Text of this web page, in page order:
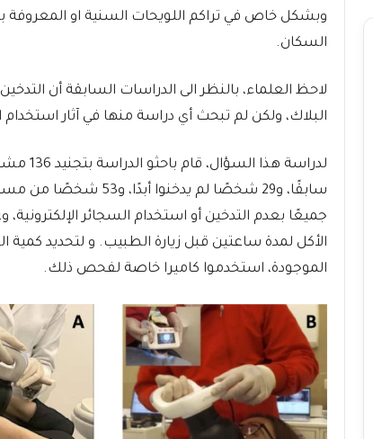
وبشكل خاص في تراكم اللويحات السنية او المعروفة
السكان.
لاحظ العلماء، بالنظر الى الدراسات السابقة أن
البلاك، ولكن لم تبحث أي دراسة منها في آثار استخدام
سابقًا، و29 شخصًا لم
جميعًا بعدم التدخين أو استخدام السجائر
الأكل لمدة ساعتين قبل زيارة الطبيب. و لتحديد كمية
الموجودة، استخدموا كاميرا خاصة لفحص ذلك.